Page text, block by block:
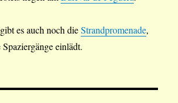
es auch noch dieStrandpromenade,
einlädt.